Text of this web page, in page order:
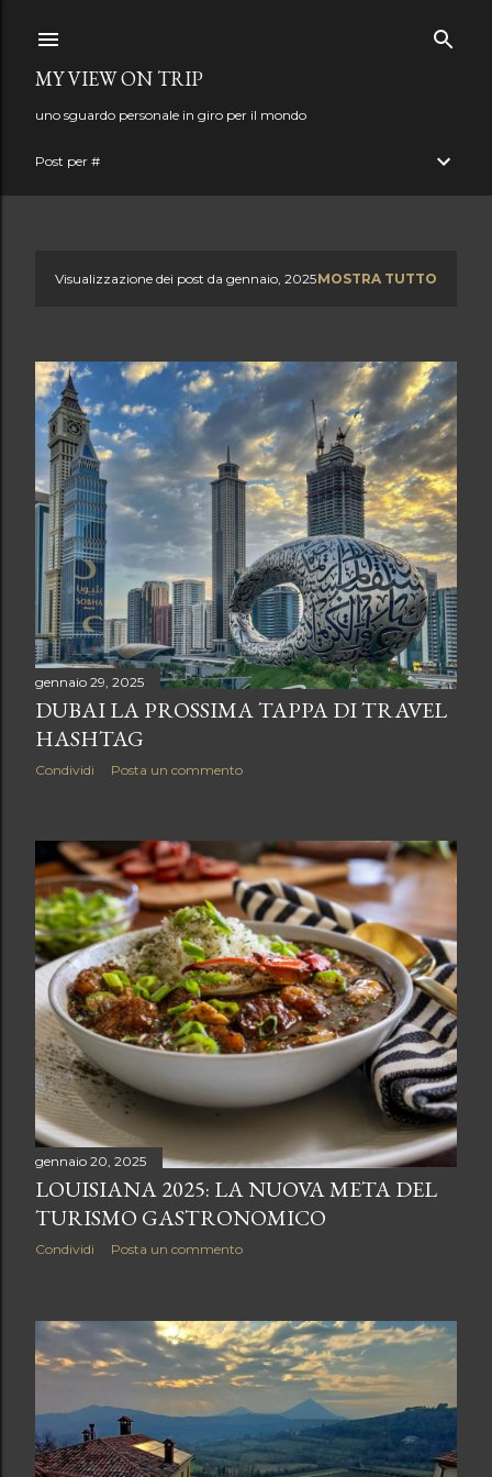
MY VIEW ON TRIP
uno sguardo personale in giro per il mondo
Post per #
s
t
Visualizzazione dei post da gennaio, 2025MOSTRA TUTTO
gennaio 29, 2025
DUBAI LA PROSSIMA TAPPA DI TRAVEL
HASHTAG
Condividi Posta un commento
gennaio 20, 2025
LOUISIANA 2025: LA NUOVA META DEL
TURISMO GASTRONOMICO
Condividi Posta un commento